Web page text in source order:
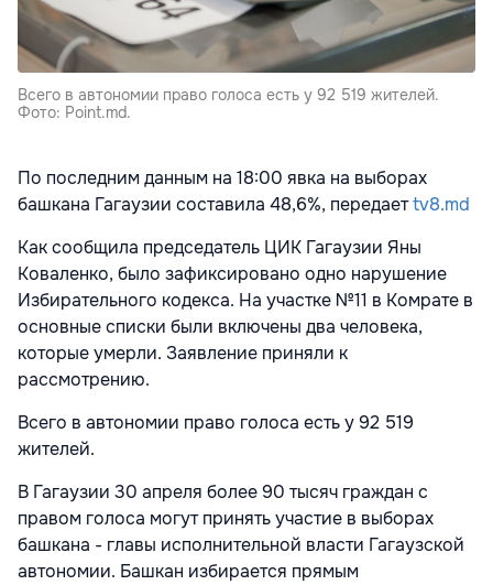
Всего в автономии право голоса есть у 92 519 жителей.
Фото: Point.md.
По последним данным на 18:00 явка на выборах
башкана Гагаузии составила 48,6%, передаетtv8.md
Как сообщила председатель ЦИК Гагаузии Яны
Коваленко, было зафиксировано одно нарушение
Избирательного кодекса. На участке №11 в Комрате в
основные списки были включены два человека,
которые умерли. Заявление приняли к
рассмотрению.
Всего в автономии право голоса есть у 92 519
жителей.
В Гагаузии 30 апреля более 90 тысяч граждан с
правом голоса могут принять участие в выборах
башкана - главы исполнительной власти Гагаузской
автономии. Башкан избирается прямым